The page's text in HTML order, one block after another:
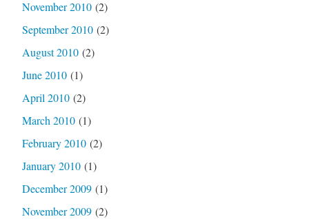
November 2010(2)
September 2010(2)
August 2010(2)
June 2010(1)
April 2010(2)
March 2010(1)
February 2010(2)
January 2010(1)
December 2009(1)
November 2009(2)